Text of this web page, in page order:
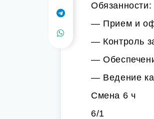
Обязанности:
— Прием и
— Контроль
—
— Ведение
Смена 6 ч
6/1